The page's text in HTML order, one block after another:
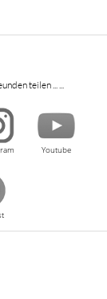
teilen ... ...
Youtube